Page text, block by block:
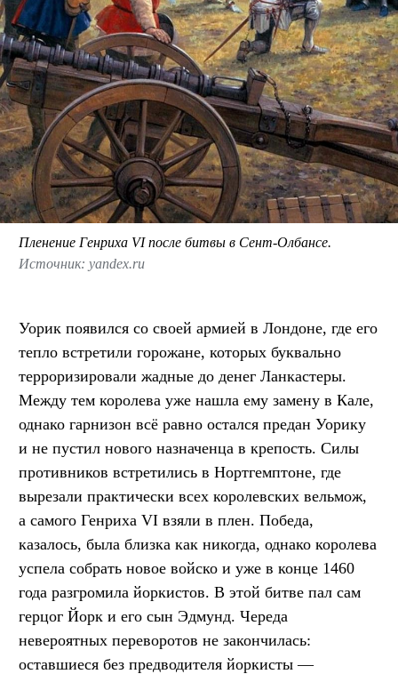
Пленение Генриха VI после битвы в Сент-Олбансе.
Источник: yandex.ru
Уорик появился со своей армией в Лондоне, где его
тепло встретили горожане, которых буквально
терроризировали жадные до денег Ланкастеры.
Между тем королева уже нашла ему замену в Кале,
однако гарнизон всё равно остался предан Уорику
и не пустил нового назначенца в крепость. Силы
противников встретились в Нортгемптоне, где
вырезали практически всех королевских вельмож,
а самого Генриха VI взяли в плен. Победа,
казалось, была близка как никогда, однако королева
успела собрать новое войско и уже в конце 1460
года разгромила йоркистов. В этой битве пал сам
герцог Йорк и его сын Эдмунд. Череда
невероятных переворотов не закончилась:
оставшиеся без предводителя йоркисты —